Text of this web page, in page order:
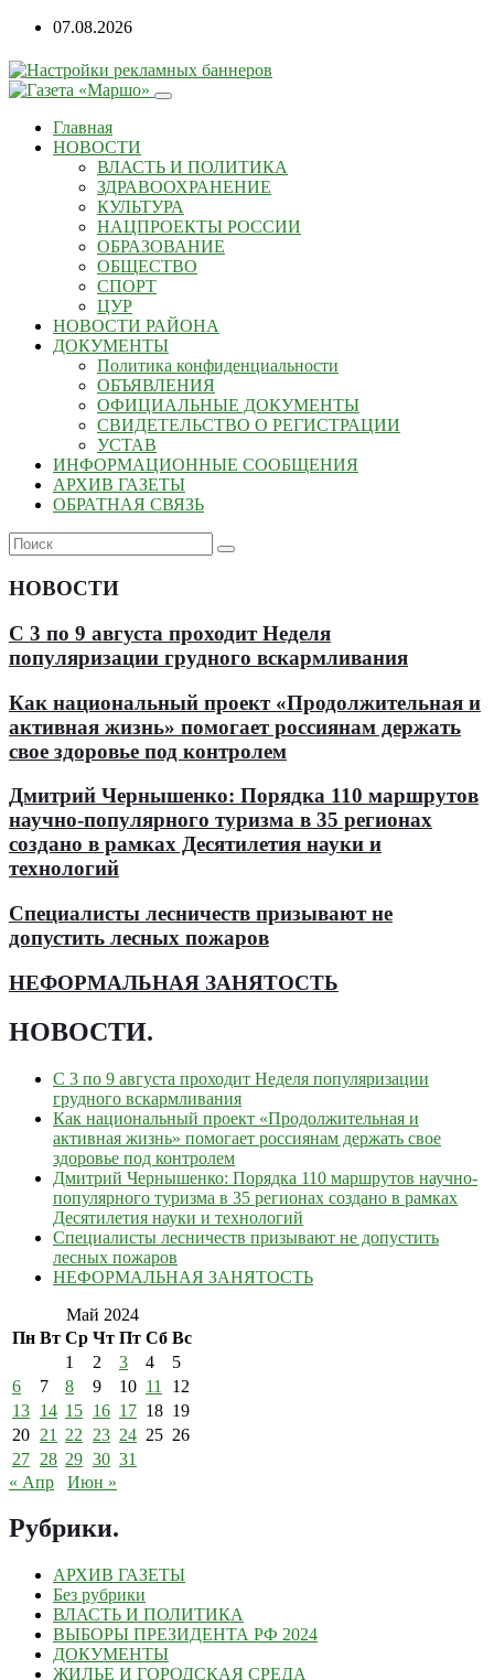
Перейти
содержанию
07.08.2026
Главная
НОВОСТИ
ВЛАСТЬ И ПОЛИТИКА
ЗДРАВООХРАНЕНИЕ
КУЛЬТУРА
НАЦПРОЕКТЫ РОССИИ
ОБРАЗОВАНИЕ
ОБЩЕСТВО
СПОРТ
ЦУР
НОВОСТИ РАЙОНА
ДОКУМЕНТЫ
Политика конфиденциальности
ОБЪЯВЛЕНИЯ
ОФИЦИАЛЬНЫЕ ДОКУМЕНТЫ
СВИДЕТЕЛЬСТВО О РЕГИСТРАЦИИ
УСТАВ
ИНФОРМАЦИОННЫЕ СООБЩЕНИЯ
АРХИВ ГАЗЕТЫ
ОБРАТНАЯ СВЯЗЬ
НОВОСТИ
С 3 по 9 августа проходит Неделя
популяризации грудного вскармливания
Как национальный проект «Продолжительная и
активная жизнь» помогает россиянам держать
свое здоровье под контролем
Дмитрий Чернышенко: Порядка 110 маршрутов
научно-популярного туризма в 35 регионах
создано в рамках Десятилетия науки и
технологий
Специалисты лесничеств призывают не
допустить лесных пожаров
НЕФОРМАЛЬНАЯ ЗАНЯТОСТЬ
НОВОСТИ.
С 3 по 9 августа проходит Неделя популяризации
грудного вскармливания
Как национальный проект «Продолжительная и
активная жизнь» помогает россиянам держать свое
здоровье под контролем
Дмитрий Чернышенко: Порядка 110 маршрутов научно-
популярного туризма в 35 регионах создано в рамках
Десятилетия науки и технологий
Специалисты лесничеств призывают не допустить
лесных пожаров
НЕФОРМАЛЬНАЯ ЗАНЯТОСТЬ
Май 2024
Пн Вт Ср Чт Пт Сб Вс
1
2 3 4
5
6
7 8 9 10 11
12
13 14 15 16 17 18 19
20 21 22 23 24 25 26
27 28 29 30 31
« Апр
Июн »
Рубрики.
АРХИВ ГАЗЕТЫ
Без рубрики
ВЛАСТЬ И ПОЛИТИКА
ВЫБОРЫ ПРЕЗИДЕНТА РФ 2024
ДОКУМЕНТЫ
ЖИЛЬЕ И ГОРОДСКАЯ СРЕДА